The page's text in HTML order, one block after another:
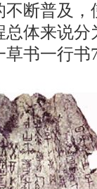
断普及
总体来说
书一行书